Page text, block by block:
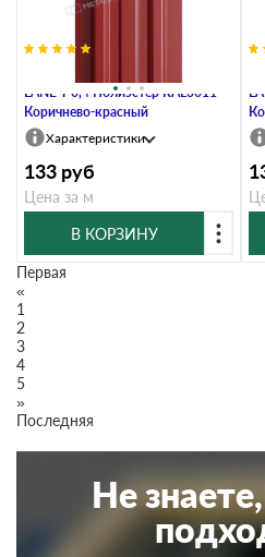
LАNE-T 0,4 Полиэстер RAL3011
Коричнево-красный
Характеристики
133 руб
Цена за м
В КОРЗИНУ
Первая
«
1
2
3
4
5
»
Последняя
Не